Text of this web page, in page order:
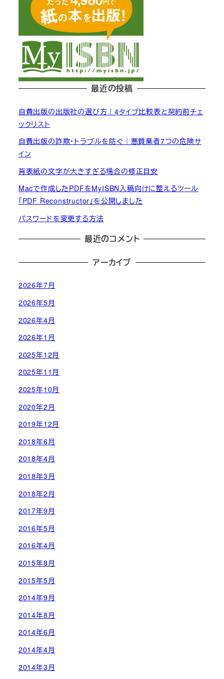
最近の投稿
自費出版の出版社の選び方｜4タイプ比較表と契約前チェ
ックリスト
自費出版の詐欺・トラブルを防ぐ｜悪質業者7つの危険サ
イン
背表紙の文字が大きすぎる場合の修正目安
Macで作成したPDFをMyISBN入稿向けに整えるツール
「PDF Reconstructor」を公開しました
パスワードを変更する方法
最近のコメント
アーカイブ
2026年7月
2026年5月
2026年4月
2026年1月
2025年12月
2025年11月
2025年10月
2020年2月
2019年12月
2018年6月
2018年4月
2018年3月
2018年2月
2017年9月
2016年5月
2016年4月
2015年8月
2015年5月
2014年9月
2014年8月
2014年6月
2014年4月
2014年3月